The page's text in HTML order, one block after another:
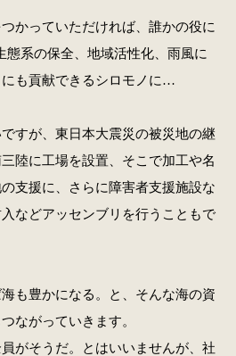
かっていただければ、誰かの役に
態系の保全、地域活性化、雨風に
も貢献できるシロモノに…
すが、東日本大震災の被災地の継
陸に工場を設置、そこで加工や名
支援に、さらに障害者支援施設な
などアッセンブリを行うこともで
も豊かになる。と、そんな海の資
ながっていきます。
がそうだ。とはいいませんが、社